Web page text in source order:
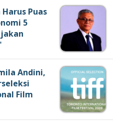
Puas
5
Andini,
Film